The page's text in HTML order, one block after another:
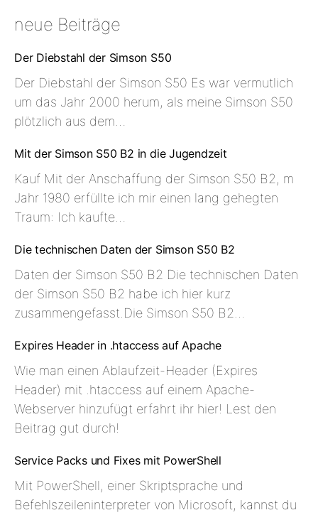
neue Beiträge
Der Diebstahl der Simson S50
Der Diebstahl der Simson S50 Es war vermutlich
um das Jahr 2000 herum, als meine Simson S50
plötzlich aus dem…
Mit der Simson S50 B2 in die Jugendzeit
Kauf Mit der Anschaffung der Simson S50 B2, m
Jahr 1980 erfüllte ich mir einen lang gehegten
Traum: Ich kaufte…
Die technischen Daten der Simson S50 B2
Daten der Simson S50 B2 Die technischen Daten
der Simson S50 B2 habe ich hier kurz
zusammengefasst.Die Simson S50 B2…
Expires Header in .htaccess auf Apache
Wie man einen Ablaufzeit-Header (Expires
Header) mit .htaccess auf einem Apache-
Webserver hinzufügt erfahrt ihr hier! Lest den
Beitrag gut durch!
Service Packs und Fixes mit PowerShell
Mit PowerShell, einer Skriptsprache und
Befehlszeileninterpreter von Microsoft, kannst du